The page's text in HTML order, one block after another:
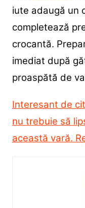
iute adaugă un
completează
crocantă.
imediat după
proaspătă de
Interesant de
nu trebuie să
această vară.